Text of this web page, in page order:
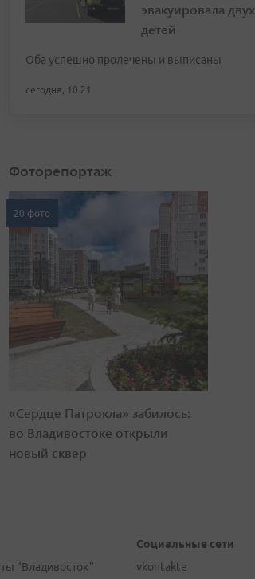
эвакуировала двух
детей
Оба успешно пролечены и выписаны
сегодня, 10:21
Фоторепортаж
20 фото
«Сердце Патрокла» забилось:
во Владивостоке открыли
новый сквер
"Владивосток"
Социальные сети
vkontakte